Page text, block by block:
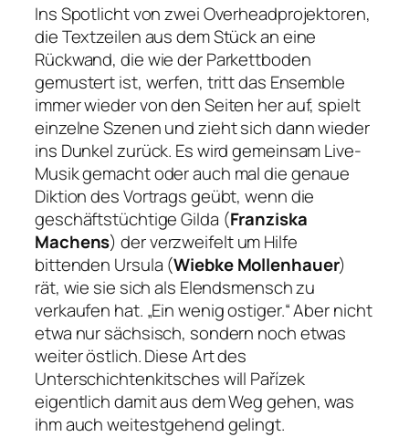
Ins Spotlicht von zwei Overheadprojektoren,
die Textzeilen aus dem Stück an eine
Rückwand, die wie der Parkettboden
gemustert ist, werfen, tritt das Ensemble
immer wieder von den Seiten her auf, spielt
einzelne Szenen und zieht sich dann wieder
ins Dunkel zurück. Es wird gemeinsam Live-
Musik gemacht oder auch mal die genaue
Diktion des Vortrags geübt, wenn die
geschäftstüchtige Gilda (Franziska
Machens) der verzweifelt um Hilfe
bittenden Ursula (Wiebke Mollenhauer)
rät, wie sie sich als Elendsmensch zu
verkaufen hat. „Ein wenig ostiger.“Aber nicht
etwa nur sächsisch, sondern noch etwas
weiter östlich. Diese Art des
Unterschichtenkitsches will Pařízek
eigentlich damit aus dem Weg gehen, was
ihm auch weitestgehend gelingt.